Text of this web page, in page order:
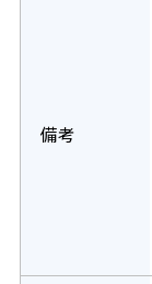
備考